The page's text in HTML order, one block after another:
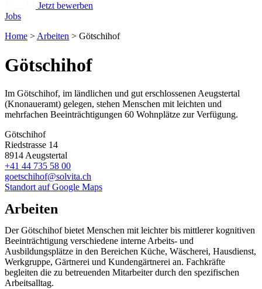
Jetzt bewerben
Jobs
Home > Arbeiten > Götschihof
Götschihof
Im Götschihof, im ländlichen und gut erschlossenen Aeugstertal
(Knonaueramt) gelegen, stehen Menschen mit leichten und
mehrfachen Beeinträchtigungen 60 Wohnplätze zur Verfügung.
Götschihof
Riedstrasse 14
8914 Aeugstertal
+41 44 735 58 00
goetschihof@solvita.ch
Standort auf Google Maps
Arbeiten
Der Götschihof bietet Menschen mit leichter bis mittlerer kognitiven
Beeinträchtigung verschiedene interne Arbeits- und
Ausbildungsplätze in den Bereichen Küche, Wäscherei, Hausdienst,
Werkgruppe, Gärtnerei und Kundengärtnerei an. Fachkräfte
begleiten die zu betreuenden Mitarbeiter durch den spezifischen
Arbeitsalltag.